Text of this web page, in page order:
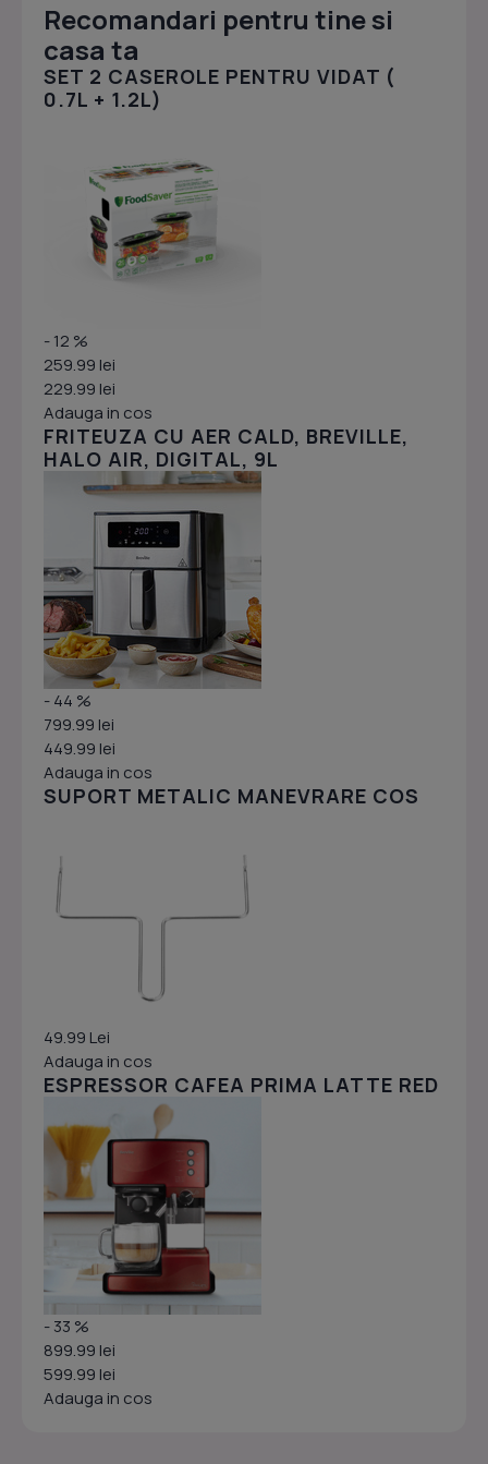
Recomandari pentru tine si
casa ta
SET 2 CASEROLE PENTRU VIDAT (
0.7L + 1.2L)
- 12 %
259.99 lei
229.99 lei
Adauga in cos
FRITEUZA CU AER CALD, BREVILLE,
HALO AIR, DIGITAL, 9L
- 44 %
799.99 lei
449.99 lei
Adauga in cos
SUPORT METALIC MANEVRARE COS
49.99 Lei
Adauga in cos
ESPRESSOR CAFEA PRIMA LATTE RED
- 33 %
899.99 lei
599.99 lei
Adauga in cos